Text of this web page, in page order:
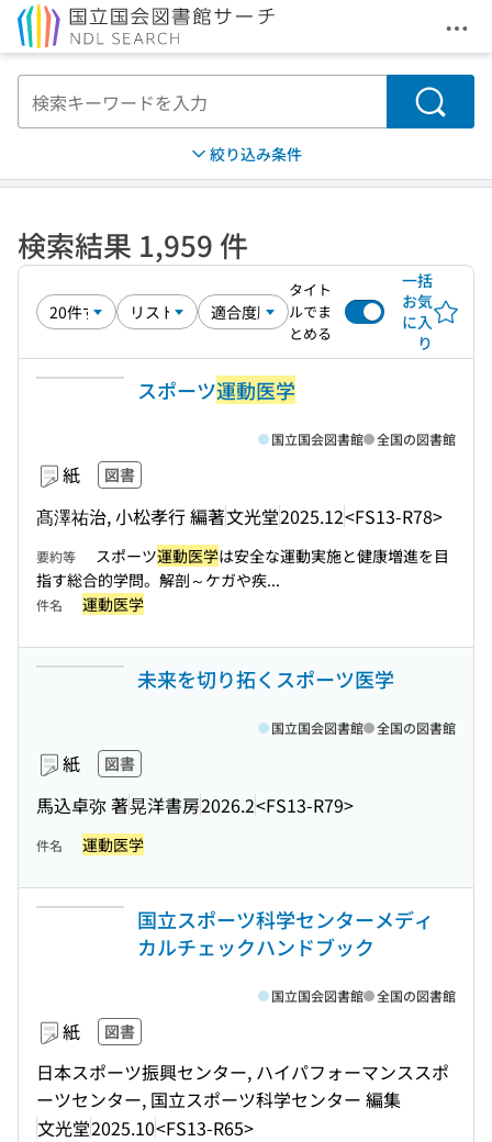
メ
検索
絞り込み条件
検索結果 1,959 件
タイト
ルでま
とめる
一括
お気
に入
り
スポーツ運動医学
紙 図書
髙澤祐治, 小松孝行 編著文光堂2025.12<FS13-R78>
国立国会図書館 全国の図書館
要約等 スポーツ運動医学は安全な運動実施と健康増進を目
指す総合的学問。解剖～ケガや疾...
件名 運動医学
未来を切り拓くスポーツ医学
紙 図書
馬込卓弥 著晃洋書房2026.2<FS13-R79>
国立国会図書館 全国の図書館
件名 運動医学
国立スポーツ科学センターメディ
カルチェックハンドブック
紙 図書
日本スポーツ振興センター, ハイパフォーマンススポ
ーツセンター, 国立スポーツ科学センター 編集
文光堂2025.10<FS13-R65>
国立国会図書館 全国の図書館